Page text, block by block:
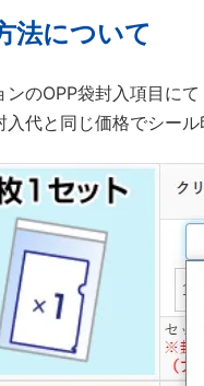
法について
ンのOPP袋封入項目に
入代と同じ価格でシー